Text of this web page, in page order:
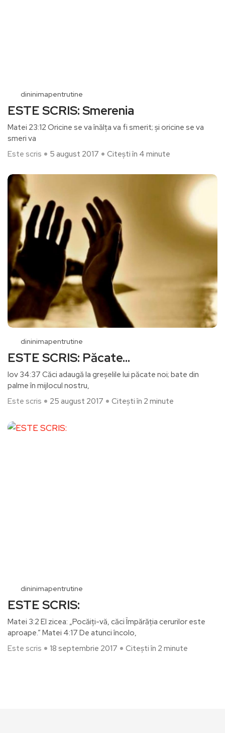
dininimapentrutine
ESTE SCRIS: Smerenia
Matei 23:12 Oricine se va înălţa va fi smerit; şi oricine se va
smeri va
Este scris
5 august 2017 Citești în 4 minute
dininimapentrutine
ESTE SCRIS: Păcate…
Iov 34:37 Căci adaugă la greşelile lui păcate noi; bate din
palme în mijlocul nostru,
Este scris
25 august 2017 Citești în 2 minute
dininimapentrutine
ESTE SCRIS:
Matei 3:2 El zicea: „Pocăiţi-vă, căci Împărăţia cerurilor este
aproape.” Matei 4:17 De atunci încolo,
Este scris
18 septembrie 2017 Citești în 2 minute